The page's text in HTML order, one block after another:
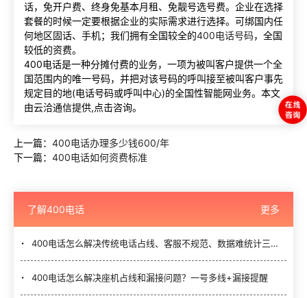
话，免开户费、终身免基本月租、免靓号选号费。企业在选择
套餐的时候一定要根据企业的实际需求进行选择。可绑国内任
何地区固话、手机；我们拥有全国较全的400电话号码，全国
较低的资费。
400电话是一种分摊付费的业务，一项为被叫客户提供一个全
国范围内的唯一号码，并把对该号码的呼叫接至被叫客户事先
规定目的地(电话号码或呼叫中心)的全国性智能网业务。本文
由云洽通信提供,点击咨询。
上一篇： 400电话办理多少钱600/年
下一篇： 400电话如何资费标准
了解400电话 更多
400电话怎么解决传统电话占线、客服不规范、数据难统计三大难题？
400电话怎么解决座机占线和漏接问题？一号多线+漏接提醒